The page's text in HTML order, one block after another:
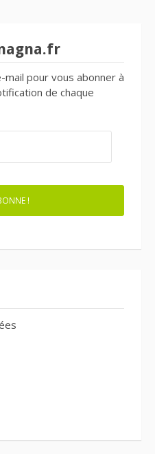
pour vous abonner à
de chaque
!